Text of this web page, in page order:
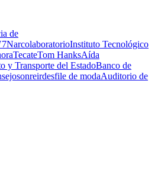
de
NarcolaboratorioInstituto Tecnológico
TecateTom HanksAída
y Transporte del EstadoBanco de
sonreirdesfile de modaAuditorio de